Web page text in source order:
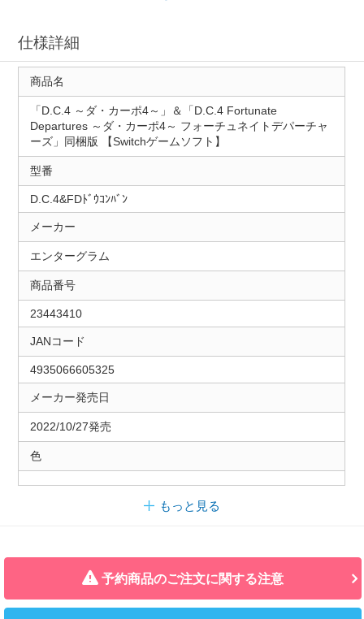
仕様詳細
商品名
「D.C.4 ～ダ・カーポ4～」＆「D.C.4 Fortunate
Departures ～ダ・カーポ4～ フォーチュネイトデパーチャ
ーズ」同梱版 【Switchゲームソフト】
型番
D.C.4&FDﾄﾞｳｺﾝﾊﾞﾝ
メーカー
エンターグラム
商品番号
23443410
JANコード
4935066605325
メーカー発売日
2022/10/27発売
色
もっと見る
予約商品のご注文に関する注意